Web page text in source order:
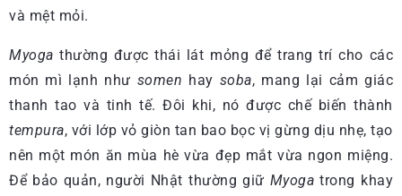
và mệt mỏi.
Myoga thường được thái lát mỏng để trang trí cho các
món mì lạnh như somen hay soba, mang lại cảm giác
thanh tao và tinh tế. Đôi khi, nó được chế biến thành
tempura, với lớp vỏ giòn tan bao bọc vị gừng dịu nhẹ, tạo
nên một món ăn mùa hè vừa đẹp mắt vừa ngon miệng.
Để bảo quản, người Nhật thường giữ Myoga trong khay